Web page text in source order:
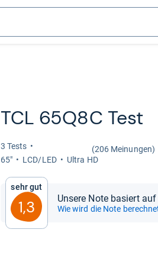
TCL 65Q8C Test
3 Tests
(206 Meinungen)
65"
LCD/LED Ultra HD
Sehr gut
1,3 Unsere Note basiert
Wie wird die Note